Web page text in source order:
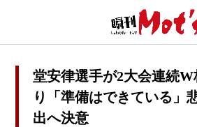
堂安律選手が2大会連続W
り「準備はできている」
出へ決意